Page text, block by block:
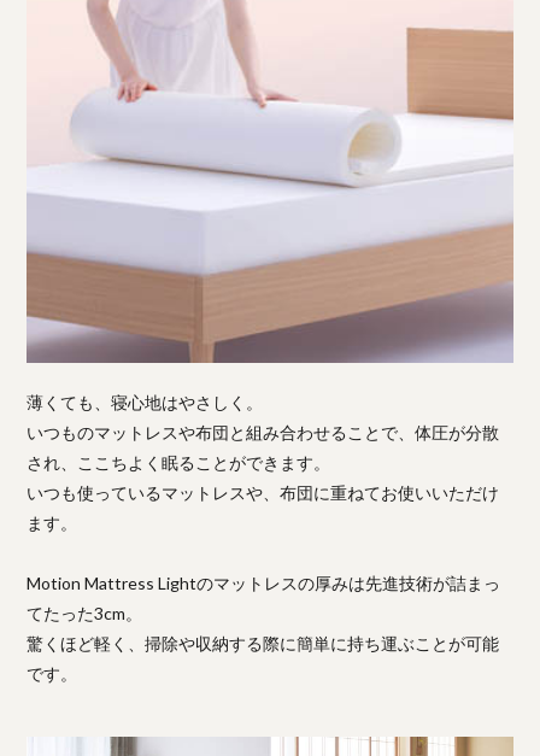
薄くても、寝心地はやさしく。
いつものマットレスや布団と組み合わせることで、体圧が分散
され、ここちよく眠ることができます。
いつも使っているマットレスや、布団に重ねてお使いいただけ
ます。
Motion Mattress Lightのマットレスの厚みは先進技術が詰まっ
てたった3cm。
驚くほど軽く、掃除や収納する際に簡単に持ち運ぶことが可能
です。